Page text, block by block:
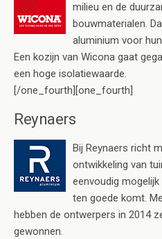
milieu en de
bouwmaterialen.
aluminium voor
Een kozijn van Wicona gaat
een hoge isolatiewaarde.
[/one_fourth][one_fourth]
Reynaers
Bij Reynaers richt
ontwikkeling van
eenvoudig
ten goede komt.
hebben de ontwerpers in 2014
gewonnen.